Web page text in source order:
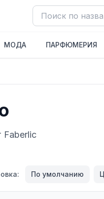
МОДА ПАРФЮМЕРИЯ
Faberlic
По умолчанию